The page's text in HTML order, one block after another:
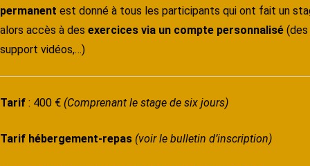
permanent est donné à tous les participants qui ont fait un
alors accès à des exercices via un compte personnalisé
support vidéos,…)
Tarif : 400 € (Comprenant le stage de six jours)
Tarif hébergement-repas (voir le bulletin d’inscription)